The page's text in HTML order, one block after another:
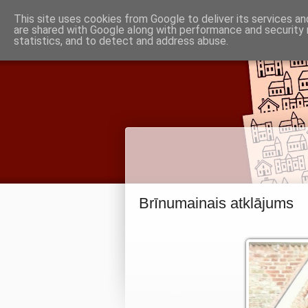
Piņķu draudze
Babītes un Jaunmārupes luterāņiem
Brīnumainais atklājums
This site uses cookies from Google to deliver its services
are shared with Google along with performance and
statistics, and to detect and address abuse.